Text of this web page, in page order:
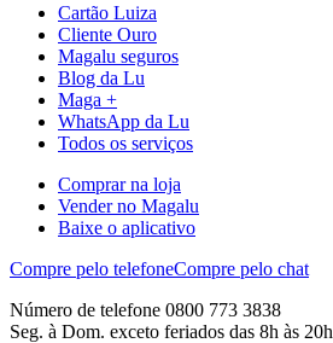
Cartão Luiza
Cliente Ouro
Magalu seguros
Blog da Lu
Maga +
WhatsApp da Lu
Todos os serviços
Comprar na loja
Vender no Magalu
Baixe o aplicativo
Compre pelo telefoneCompre pelo chat
Número de telefone 0800 773 3838
Seg. à Dom. exceto feriados das 8h às 20h